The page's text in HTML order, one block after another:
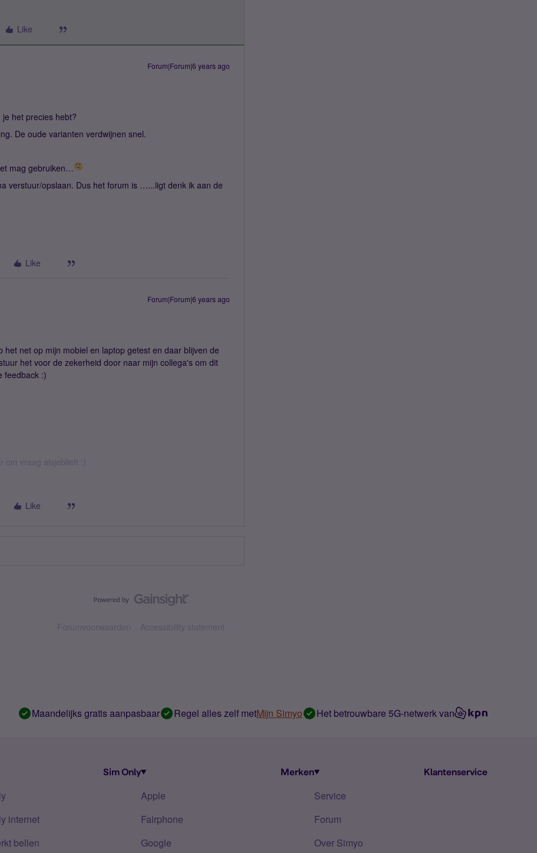
Like
Forum|Forum|6 years ago
het precies hebt?
De oude varianten verdwijnen snel.
mag gebruiken…
verstuur/opslaan. Dus het forum is …...ligt denk ik aan de
Like
Forum|Forum|6 years ago
het net op mijn mobiel en laptop getest en daar blijven de
het voor de zekerheid door naar mijn collega's om dit
feedback :)
vraag alsjeblieft :)
Like
Forumvoorwaarden Accessibility statement
Maandelijks gratis aanpasbaar Regel alles zelf metMijn Simyo Het betrouwbare 5G-netwerk van
Sim Only
internet
bellen
Merken
Apple
Fairphone
Google
Klantenservice
Service
Forum
Over Simyo